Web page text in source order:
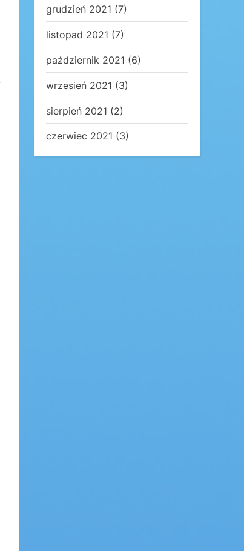
grudzień 2021 (7)
listopad 2021 (7)
październik 2021 (6)
wrzesień 2021 (3)
sierpień 2021 (2)
czerwiec 2021 (3)